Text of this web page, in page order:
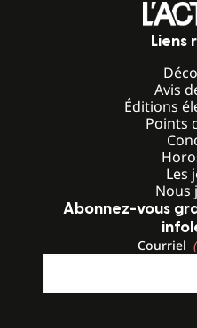
Liens
Avis
Éditions
Points
Les
Nous
Abonnez-vous
Courriel